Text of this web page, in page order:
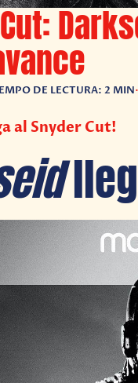
DE LECTURA: 2 MIN•
al Snyder Cut!